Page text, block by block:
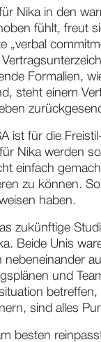
dass
vorderen
und nehmen
Nika in den
fühlt, freut
Formalien,
steht einem
ist für die
Nika werden
einfach
zu können.
haben.
zukünftige
Beide Unis
und